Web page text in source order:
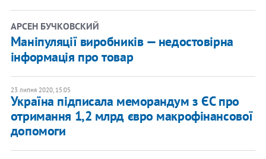
АРСЕН БУЧКОВСКИЙ
Маніпуляції виробників — недостовірна
інформація про товар
23 липня 2020, 15:05
Україна підписала меморандум з ЄС про
отримання 1,2 млрд євро макрофінансової
допомоги